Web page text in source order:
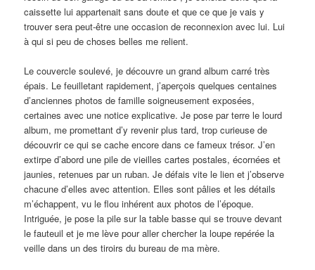
caissette lui appartenait sans doute et que ce que je vais y
trouver sera peut-être une occasion de reconnexion avec lui. Lui
à qui si peu de choses belles me relient.
Le couvercle soulevé, je découvre un grand album carré très
épais. Le feuilletant rapidement, j’aperçois quelques centaines
d’anciennes photos de famille soigneusement exposées,
certaines avec une notice explicative. Je pose par terre le lourd
album, me promettant d’y revenir plus tard, trop curieuse de
découvrir ce qui se cache encore dans ce fameux trésor. J’en
extirpe d’abord une pile de vieilles cartes postales, écornées et
jaunies, retenues par un ruban. Je défais vite le lien et j’observe
chacune d’elles avec attention. Elles sont pâlies et les détails
m’échappent, vu le flou inhérent aux photos de l’époque.
Intriguée, je pose la pile sur la table basse qui se trouve devant
le fauteuil et je me lève pour aller chercher la loupe repérée la
veille dans un des tiroirs du bureau de ma mère.